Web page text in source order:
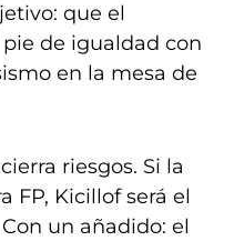
que el
de igualdad con
en la mesa de
riesgos. Si la
FP, Kicillof será el
un añadido: el